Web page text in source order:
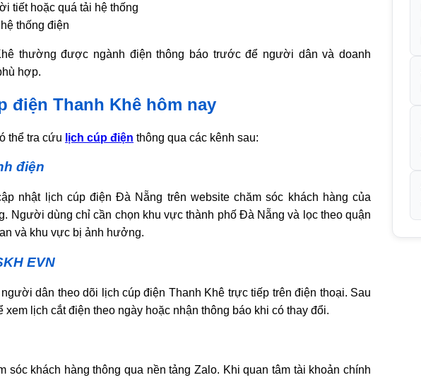
tiết hoặc quá tải hệ thống
thống điện
thường được ngành điện thông báo trước để người dân và doanh
hợp.
điện Thanh Khê hôm nay
thể tra cứu lịch cúp điện thông qua các kênh sau:
điện
nhật lịch cúp điện Đà Nẵng trên website chăm sóc khách hàng của
Người dùng chỉ cần chọn khu vực thành phố Đà Nẵng và lọc theo quận
và khu vực bị ảnh hưởng.
EVN
dân theo dõi lịch cúp điện Thanh Khê trực tiếp trên điện thoại. Sau
lịch cắt điện theo ngày hoặc nhận thông báo khi có thay đổi.
sóc khách hàng thông qua nền tảng Zalo. Khi quan tâm tài khoản chính